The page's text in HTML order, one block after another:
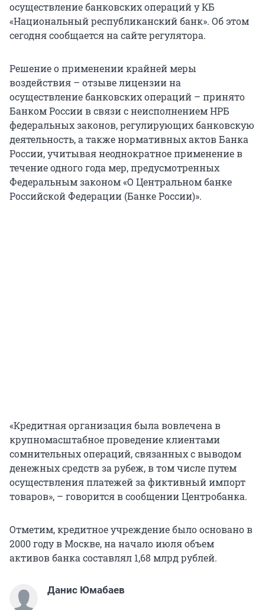
осуществление банковских операций у КБ
«Национальный республиканский банк». Об этом
сегодня сообщается на сайте регулятора.
Решение о применении крайней меры
воздействия – отзыве лицензии на
осуществление банковских операций – принято
Банком России в связи с неисполнением НРБ
федеральных законов, регулирующих банковскую
деятельность, а также нормативных актов Банка
России, учитывая неоднократное применение в
течение одного года мер, предусмотренных
Федеральным законом «О Центральном банке
Российской Федерации (Банке России)».
«Кредитная организация была вовлечена в
крупномасштабное проведение клиентами
сомнительных операций, связанных с выводом
денежных средств за рубеж, в том числе путем
осуществления платежей за фиктивный импорт
товаров», – говорится в сообщении Центробанка.
Отметим, кредитное учреждение было основано в
2000 году в Москве, на начало июля объем
активов банка составлял 1,68 млрд рублей.
Данис Юмабаев